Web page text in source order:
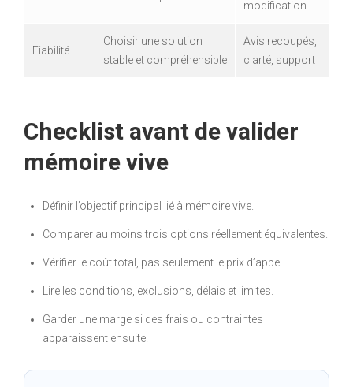
modification
Fiabilité
Choisir une solution
stable et compréhensible
Avis recoupés,
clarté, support
Checklist avant de valider
mémoire vive
Définir l’objectif principal lié à mémoire vive.
Comparer au moins trois options réellement équivalentes.
Vérifier le coût total, pas seulement le prix d’appel.
Lire les conditions, exclusions, délais et limites.
Garder une marge si des frais ou contraintes
apparaissent ensuite.